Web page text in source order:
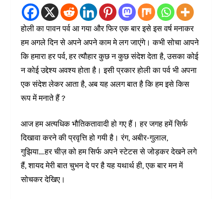
होली का पावन पर्व आ गया और फिर एक बार इसे इस वर्ष मनाकर
हम अगले दिन से अपने अपने काम मे लग जाएंगे। कभी सोचा आपने
कि हमारा हर पर्व, हर त्यौहार कुछ न कुछ संदेश देता है, उसका कोई
न कोई उद्देश्य अवश्य होता है। इसी प्रकार होली का पर्व भी अपना
एक संदेश लेकर आता है, अब यह अलग बात है कि हम इसे किस
रूप में मनाते हैं ?
आज हम अत्यधिक भौतिकतावादी हो गए हैं। हर जगह हमें सिर्फ
दिखावा करने की प्रवृत्ति हो गयी है। रंग, अबीर-गुलाल,
गुझिया….हर चीज़ को हम सिर्फ अपने स्टेटस से जोड़कर देखने लगे
हैं, शायद मेरी बात चुभन दे पर है यह यथार्थ ही, एक बार मन में
सोचकर देखिए।